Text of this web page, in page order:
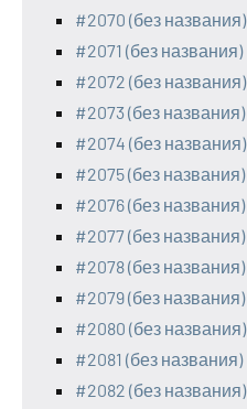
#2070 (без названия)
#2071 (без названия)
#2072 (без названия)
#2073 (без названия)
#2074 (без названия)
#2075 (без названия)
#2076 (без названия)
#2077 (без названия)
#2078 (без названия)
#2079 (без названия)
#2080 (без названия)
#2081 (без названия)
#2082 (без названия)